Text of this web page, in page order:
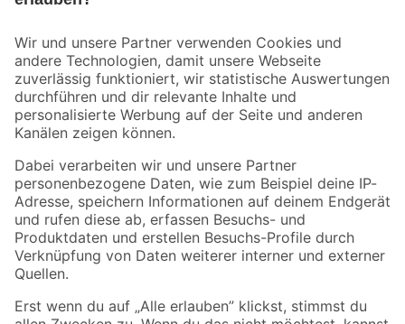
Der toom Newsletter: Keine Angebote und Aktionen mehr verpassen!
Zur Newsletter Anmeldung
Folge uns
Zahlungsarten Versandarten
Sicher einkaufen